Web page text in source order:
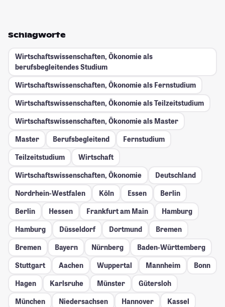
Schlagworte
Wirtschaftswissenschaften, Ökonomie als
berufsbegleitendes Studium
Wirtschaftswissenschaften, Ökonomie als Fernstudium
Wirtschaftswissenschaften, Ökonomie als Teilzeitstudium
Wirtschaftswissenschaften, Ökonomie als Master
Master
Berufsbegleitend
Fernstudium
Teilzeitstudium
Wirtschaft
Wirtschaftswissenschaften, Ökonomie
Deutschland
Nordrhein-Westfalen
Köln Essen
Berlin
Berlin
Hessen Frankfurt am Main
Hamburg
Hamburg
Düsseldorf Dortmund
Bremen
Bremen
Bayern Nürnberg
Baden-Württemberg
Stuttgart
Aachen Wuppertal Mannheim
Bonn
Hagen
Karlsruhe Münster
Gütersloh
München
Niedersachsen Hannover Kassel